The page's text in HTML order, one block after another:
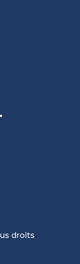
droits